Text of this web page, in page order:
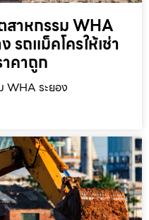
สาหกรรม WHA
รถแม็คโครให้เช่า
คาถูก
WHA ระยอง